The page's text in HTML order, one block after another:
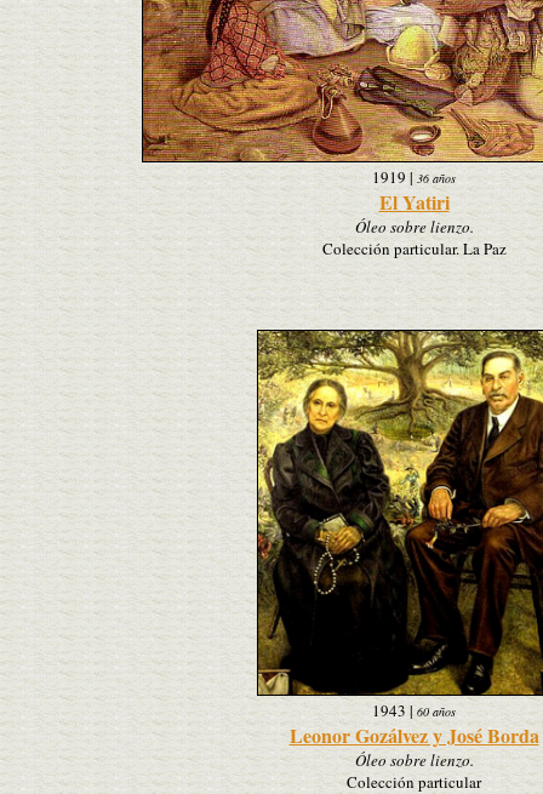
1919 | 36 años
El Yatiri
Óleo sobre lienzo.
Colección particular. La Paz
1943 | 60 años
Leonor Gozálvez y José Borda
Óleo sobre lienzo.
Colección particular